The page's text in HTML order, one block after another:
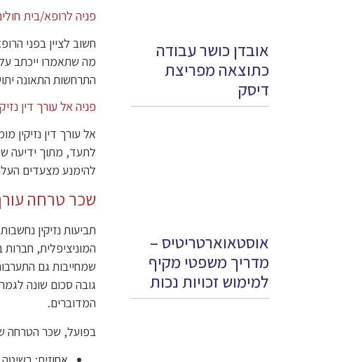
אובדן כושר עבודה
כתוצאה מפריצת
דיסק
אוסטאוארטריטיס –
מדריך משפטי מקיף
למימוש זכויות נכות
פניה לרופא/בית
חשוב לציין בפני
מה שתאמרו ייכתב
התרחשות התאונה
פניה אל עורך דין
אל עורך דין נזיקין
לתעד, מתוך ידיעה
להימנע מצעדים
שכר טרחה
תביעות נזיקין
המוניציפלית,
שמחייבות גם
גובה סכום שונה
המדוברים.
בפועל, שכר הטרחה